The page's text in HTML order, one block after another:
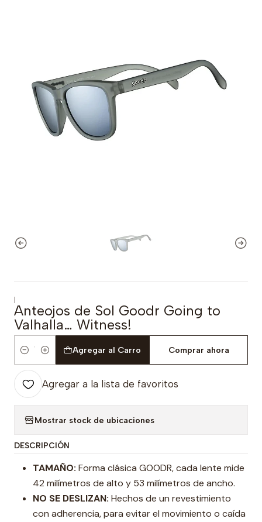
|
Anteojos de Sol Goodr Going to
Valhalla… Witness!
Cantidad
Agregar al Carro Comprar ahora
Agregar a la lista de favoritos
Mostrar stock de ubicaciones
DESCRIPCIÓN
TAMAÑO: Forma clásica GOODR, cada lente mide
42 milímetros de alto y 53 milímetros de ancho.
NO SE DESLIZAN: Hechos de un revestimiento
con adherencia, para evitar el movimiento o caída